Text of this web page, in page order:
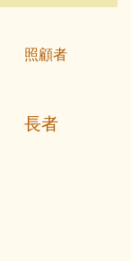
照顧者
長者